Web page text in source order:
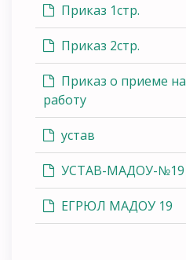
Приказ 1стр.
Приказ 2стр.
Приказ о приеме на
работу
устав
УСТАВ-МАДОУ-№19
ЕГРЮЛ МАДОУ 19